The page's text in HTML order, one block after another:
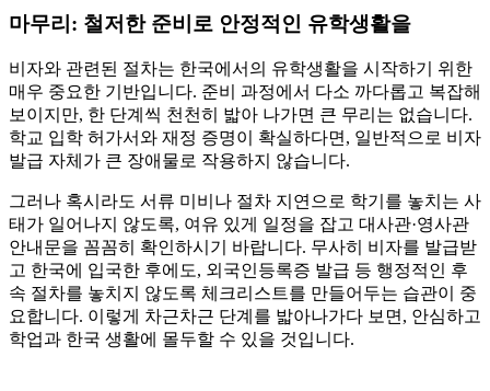
마무리: 철저한 준비로 안정적인 유학생활을
비자와 관련된 절차는 한국에서의 유학생활을 시작하기 위한
매우 중요한 기반입니다. 준비 과정에서 다소 까다롭고 복잡해
보이지만, 한 단계씩 천천히 밟아 나가면 큰 무리는 없습니다.
학교 입학 허가서와 재정 증명이 확실하다면, 일반적으로 비자
발급 자체가 큰 장애물로 작용하지 않습니다.
그러나 혹시라도 서류 미비나 절차 지연으로 학기를 놓치는 사
태가 일어나지 않도록, 여유 있게 일정을 잡고 대사관·영사관
안내문을 꼼꼼히 확인하시기 바랍니다. 무사히 비자를 발급받
고 한국에 입국한 후에도, 외국인등록증 발급 등 행정적인 후
속 절차를 놓치지 않도록 체크리스트를 만들어두는 습관이 중
요합니다. 이렇게 차근차근 단계를 밟아나가다 보면, 안심하고
학업과 한국 생활에 몰두할 수 있을 것입니다.